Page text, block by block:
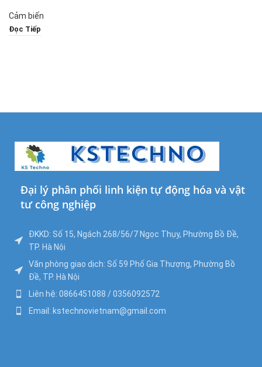
Cảm biến
Đọc Tiếp
Đại lý phân phối linh kiện tự động hóa và vật
tư công nghiệp
ĐKKD: Số 15, Ngách 268/56/7 Ngọc Thụy, Phường Bồ Đề,
TP. Hà Nội
Văn phòng giao dịch: Số 59 Phố Gia Thượng, Phường Bồ
Đề, TP. Hà Nội
Liên hệ: 0866451088 / 0356092572
Email: kstechnovietnam@gmail.com